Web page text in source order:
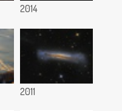
2014
2011